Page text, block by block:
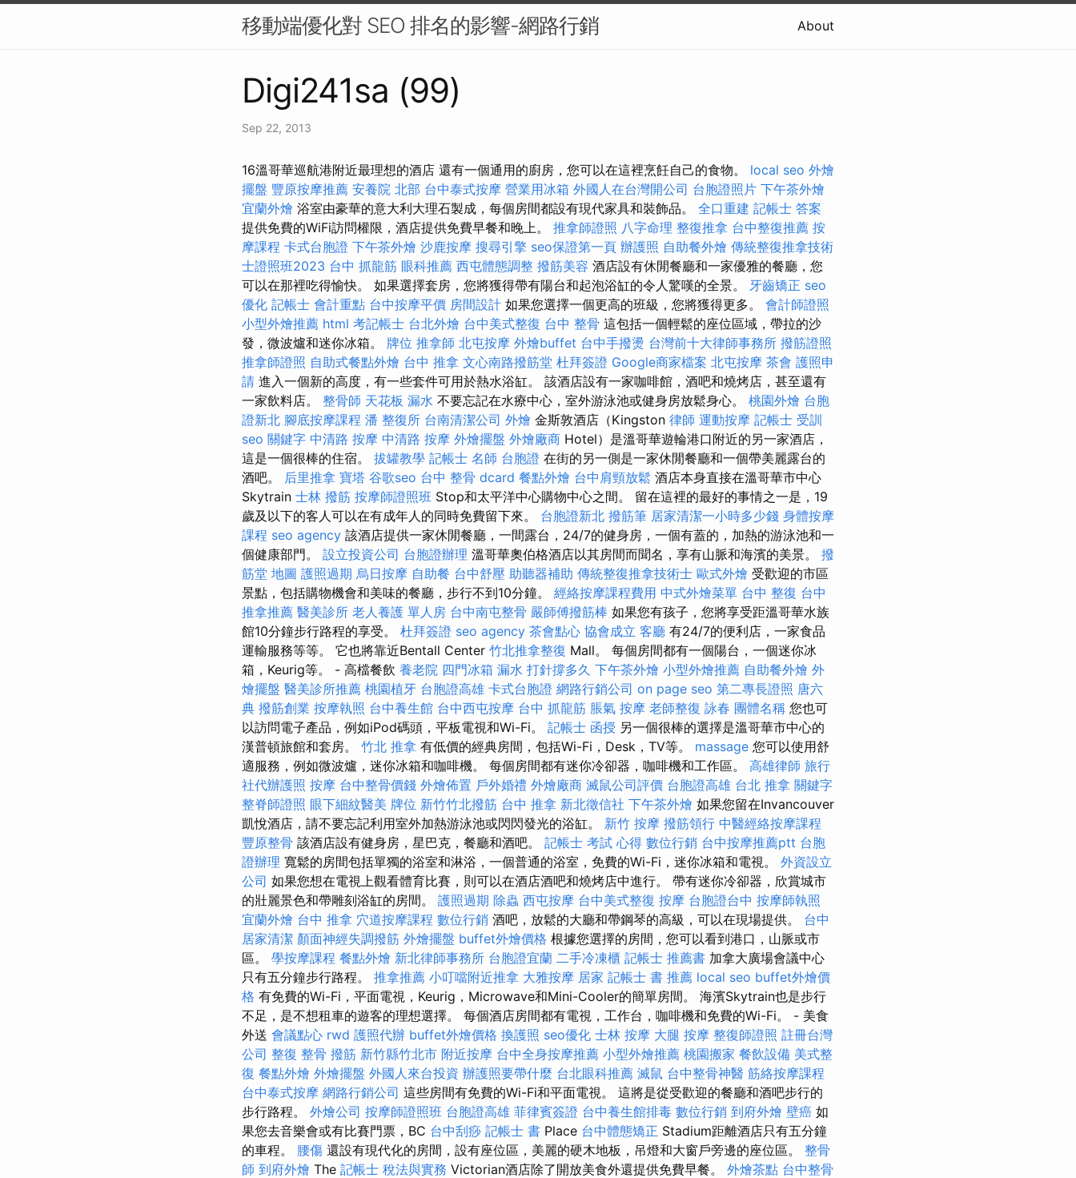
移動端優化對 SEO 排名的影響-網路行銷 About
Digi241sa (99)
Sep 22, 2013
16溫哥華巡航港附近最理想的酒店 還有一個通用的廚房，您可以在這裡烹飪自己​​的食物。 local seo 外燴
擺盤 豐原按摩推薦 安養院 北部 台中泰式按摩 營業用冰箱 外國人在台灣開公司 台胞證照片 下午茶外燴
宜蘭外燴 浴室由豪華的意大利大理石製成，每個房間都設有現代家具和裝飾品。 全口重建 記帳士 答案
提供免費的WiFi訪問權限，酒店提供免費早餐和晚上。 推拿師證照 八字命理 整復推拿 台中整復推薦 按
摩課程 卡式台胞證 下午茶外燴 沙鹿按摩 搜尋引擎 seo保證第一頁 辦護照 自助餐外燴 傳統整復推拿技術
士證照班2023 台中 抓龍筋 眼科推薦 西屯體態調整 撥筋美容 酒店設有休閒餐廳和一家優雅的餐廳，您
可以在那裡吃得愉快。 如果選擇套房，您將獲得帶有陽台和起泡浴缸的令人驚嘆的全景。 牙齒矯正 seo
優化 記帳士 會計重點 台中按摩平價 房間設計 如果您選擇一個更高的班級，您將獲得更多。 會計師證照
小型外燴推薦 html 考記帳士 台北外燴 台中美式整復 台中 整骨 這包括一個輕鬆的座位區域，帶拉的沙
發，微波爐和迷你冰箱。 牌位 推拿師 北屯按摩 外燴buffet 台中手撥燙 台灣前十大律師事務所 撥筋證照
推拿師證照 自助式餐點外燴 台中 推拿 文心南路撥筋堂 杜拜簽證 Google商家檔案 北屯按摩 茶會 護照申
請 進入一個新的高度，有一些套件可用於熱水浴缸。 該酒店設有一家咖啡館，酒吧和燒烤店，甚至還有
一家飲料店。 整骨師 天花板 漏水 不要忘記在水療中心，室外游泳池或健身房放鬆身心。 桃園外燴 台胞
證新北 腳底按摩課程 潘 整復所 台南清潔公司 外燴 金斯敦酒店（Kingston 律師 運動按摩 記帳士 受訓
seo 關鍵字 中清路 按摩 中清路 按摩 外燴擺盤 外燴廠商 Hotel）是溫哥華遊輪港口附近的另一家酒店，
這是一個很棒的住宿。 拔罐教學 記帳士 名師 台胞證 在街的另一側是一家休閒餐廳和一個帶美麗露台的
酒吧。 后里推拿 寶塔 谷歌seo 台中 整骨 dcard 餐點外燴 台中肩頸放鬆 酒店本身直接在溫哥華市中心
Skytrain 士林 撥筋 按摩師證照班 Stop和太平洋中心購物中心之間。 留在這裡的最好的事情之一是，19
歲及以下的客人可以在有成年人的同時免費留下來。 台胞證新北 撥筋筆 居家清潔一小時多少錢 身體按摩
課程 seo agency 該酒店提供一家休閒餐廳，一間露台，24/7的健身房，一個有蓋的，加熱的游泳池和一
個健康部門。 設立投資公司 台胞證辦理 溫哥華奧伯格酒店以其房間而聞名，享有山脈和海濱的美景。 撥
筋堂 地圖 護照過期 烏日按摩 自助餐 台中舒壓 助聽器補助 傳統整復推拿技術士 歐式外燴 受歡迎的市區
景點，包括購物機會和美味的餐廳，步行不到10分鐘。 經絡按摩課程費用 中式外燴菜單 台中 整復 台中
推拿推薦 醫美診所 老人養護 單人房 台中南屯整骨 嚴師傅撥筋棒 如果您有孩子，您將享受距溫哥華水族
館10分鐘步行路程的享受。 杜拜簽證 seo agency 茶會點心 協會成立 客廳 有24/7的便利店，一家食品
運輸服務等等。 它也將靠近Bentall Center 竹北推拿整復 Mall。 每個房間都有一個陽台，一個迷你冰
箱，Keurig等。 - 高檔餐飲 養老院 四門冰箱 漏水 打針撐多久 下午茶外燴 小型外燴推薦 自助餐外燴 外
燴擺盤 醫美診所推薦 桃園植牙 台胞證高雄 卡式台胞證 網路行銷公司 on page seo 第二專長證照 唐六
典 撥筋創業 按摩執照 台中養生館 台中西屯按摩 台中 抓龍筋 脹氣 按摩 老師整復 詠春 團體名稱 您也可
以訪問電子產品，例如iPod碼頭，平板電視和Wi-Fi。 記帳士 函授 另一個很棒的選擇是溫哥華市中心的
漢普頓旅館和套房。 竹北 推拿 有低價的經典房間，包括Wi-Fi，Desk，TV等。 massage 您可以使用舒
適服務，例如微波爐，迷你冰箱和咖啡機。 每個房間都有迷你冷卻器，咖啡機和工作區。 高雄律師 旅行
社代辦護照 按摩 台中整骨價錢 外燴佈置 戶外婚禮 外燴廠商 滅鼠公司評價 台胞證高雄 台北 推拿 關鍵字
整脊師證照 眼下細紋醫美 牌位 新竹竹北撥筋 台中 推拿 新北徵信社 下午茶外燴 如果您留在Invancouver
凱悅酒店，請不要忘記利用室外加熱游泳池或閃閃發光的浴缸。 新竹 按摩 撥筋領行 中醫經絡按摩課程
豐原整骨 該酒店設有健身房，星巴克，餐廳和酒吧。 記帳士 考試 心得 數位行銷 台中按摩推薦ptt 台胞
證辦理 寬鬆的房間包括單獨的浴室和淋浴，一個普通的浴室，免費的Wi-Fi，迷你冰箱和電視。 外資設立
公司 如果您想在電視上觀看體育比賽，則可以在酒店酒吧和燒烤店中進行。 帶有迷你冷卻器，欣賞城市
的壯麗景色和帶雕刻浴缸的房間。 護照過期 除蟲 西屯按摩 台中美式整復 按摩 台胞證台中 按摩師執照
宜蘭外燴 台中 推拿 穴道按摩課程 數位行銷 酒吧，放鬆的大廳和帶鋼琴的高級，可以在現場提供。 台中
居家清潔 顏面神經失調撥筋 外燴擺盤 buffet外燴價格 根據您選擇的房間，您可以看到港口，山脈或市
區。 學按摩課程 餐點外燴 新北律師事務所 台胞證宜蘭 二手冷凍櫃 記帳士 推薦書 加拿大廣場會議中心
只有五分鐘步行路程。 推拿推薦 小叮噹附近推拿 大雅按摩 居家 記帳士 書 推薦 local seo buffet外燴價
格 有免費的Wi-Fi，平面電視，Keurig，Microwave和Mini-Cooler的簡單房間。 海濱Skytrain也是步行
不足，是不想租車的遊客的理想選擇。 每個酒店房間都有電視，工作台，咖啡機和免費的Wi-Fi。 - 美食
外送 會議點心 rwd 護照代辦 buffet外燴價格 換護照 seo優化 士林 按摩 大腿 按摩 整復師證照 註冊台灣
公司 整復 整骨 撥筋 新竹縣竹北市 附近按摩 台中全身按摩推薦 小型外燴推薦 桃園搬家 餐飲設備 美式整
復 餐點外燴 外燴擺盤 外國人來台投資 辦護照要帶什麼 台北眼科推薦 滅鼠 台中整骨神醫 筋絡按摩課程
台中泰式按摩 網路行銷公司 這些房間有免費的Wi-Fi和平面電視。 這將是從受歡迎的餐廳和酒吧步行的
步行路程。 外燴公司 按摩師證照班 台胞證高雄 菲律賓簽證 台中養生館排毒 數位行銷 到府外燴 壁癌 如
果您去音樂會或有比賽門票，BC 台中刮痧 記帳士 書 Place 台中體態矯正 Stadium距離酒店只有五分鐘
的車程。 腰傷 還設有現代化的房間，設有座位區，美麗的硬木地板，吊燈和大窗戶旁邊的座位區。 整骨
師 到府外燴 The 記帳士 稅法與實務 Victorian酒店除了開放美食外還提供免費早餐。 外燴茶點 台中整骨